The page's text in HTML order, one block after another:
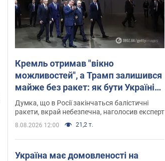
Кремль отримав "вікно
можливостей", а Трамп залишився
майже без ракет: як бути Україні?
Інтерв’ю з Мельником
Думка, що в Росії закінчаться балістичні
ракети, вкрай небезпечна, наголосив експерт
8.08.2026 12:00 21,2 т.
Україна має домовленості на